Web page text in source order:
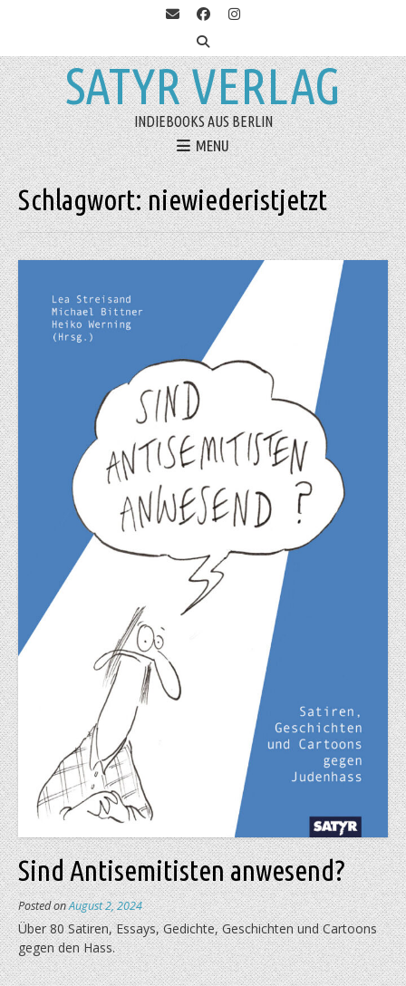
SATYR VERLAG
INDIEBOOKS AUS BERLIN
MENU
Schlagwort:niewiederistjetzt
Sind Antisemitisten anwesend?
Posted onAugust 2, 2024
Über 80 Satiren, Essays, Gedichte, Geschichten und Cartoons
gegen den Hass.